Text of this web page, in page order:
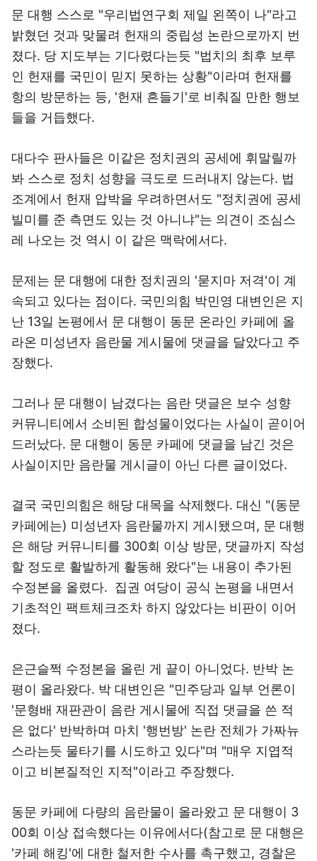
문 대행 스스로 "우리법연구회 제일 왼쪽이 나"라고
밝혔던 것과 맞물려 헌재의 중립성 논란으로까지 번
졌다. 당 지도부는 기다렸다는듯 "법치의 최후 보루
인 헌재를 국민이 믿지 못하는 상황"이라며 헌재를
항의 방문하는 등, '헌재 흔들기'로 비춰질 만한 행보
들을 거듭했다.
대다수 판사들은 이같은 정치권의 공세에 휘말릴까
봐 스스로 정치 성향을 극도로 드러내지 않는다. 법
조계에서 헌재 압박을 우려하면서도 "정치권에 공세
빌미를 준 측면도 있는 것 아니냐"는 의견이 조심스
레 나오는 것 역시 이 같은 맥락에서다.
문제는 문 대행에 대한 정치권의 '묻지마 저격'이 계
속되고 있다는 점이다. 국민의힘 박민영 대변인은 지
난 13일 논평에서 문 대행이 동문 온라인 카페에 올
라온 미성년자 음란물 게시물에 댓글을 달았다고 주
장했다.
그러나 문 대행이 남겼다는 음란 댓글은 보수 성향
커뮤니티에서 소비된 합성물이었다는 사실이 곧이어
드러났다. 문 대행이 동문 카페에 댓글을 남긴 것은
사실이지만 음란물 게시글이 아닌 다른 글이었다.
결국 국민의힘은 해당 대목을 삭제했다. 대신 "(동문
카페에는) 미성년자 음란물까지 게시됐으며, 문 대행
은 해당 커뮤니티를 300회 이상 방문, 댓글까지 작성
할 정도로 활발하게 활동해 왔다"는 내용이 추가된
수정본을 올렸다. 집권 여당이 공식 논평을 내면서
기초적인 팩트체크조차 하지 않았다는 비판이 이어
졌다.
은근슬쩍 수정본을 올린 게 끝이 아니었다. 반박 논
평이 올라왔다. 박 대변인은 "민주당과 일부 언론이
'문형배 재판관이 음란 게시물에 직접 댓글을 쓴 적
은 없다' 반박하며 마치 '행번방' 논란 전체가 가짜뉴
스라는듯 물타기를 시도하고 있다"며 "매우 지엽적
이고 비본질적인 지적"이라고 주장했다.
동문 카페에 다량의 음란물이 올라왔고 문 대행이 3
00회 이상 접속했다는 이유에서다(참고로 문 대행은
'카페 해킹'에 대한 철저한 수사를 촉구했고, 경찰은